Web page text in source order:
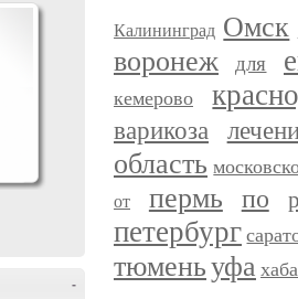
-
Калининград Омск
воронеж для
кемерово
варикоза
область
от пермь по
петербург
тюменьуфа